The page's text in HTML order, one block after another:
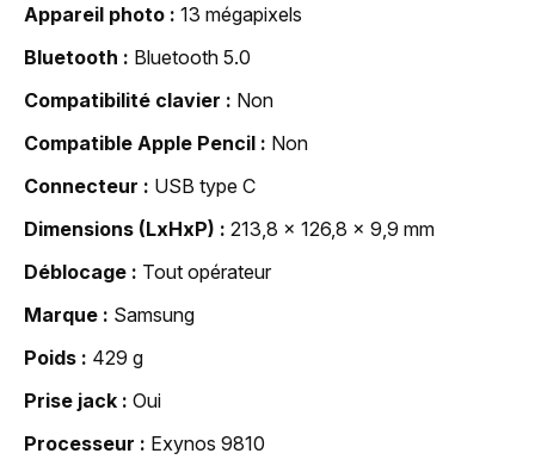
Appareil photo
13 mégapixels
Bluetooth
Bluetooth 5.0
Compatibilité clavier
Non
Compatible Apple Pencil
Non
Connecteur
USB type C
Dimensions (LxHxP)
213,8 x 126,8 x 9,9 mm
Déblocage
Tout opérateur
Marque
Samsung
Poids
429 g
Prise jack
Oui
Processeur
Exynos 9810